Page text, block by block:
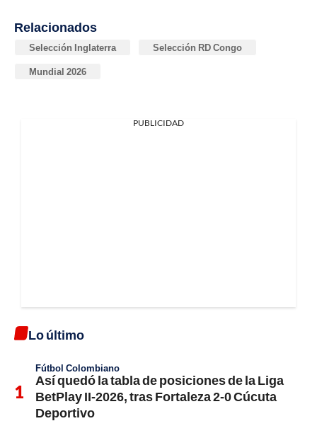
Relacionados
Selección Inglaterra Selección RD Congo
Mundial 2026
PUBLICIDAD
Lo último
Fútbol Colombiano
Así quedó la tabla de posiciones de la Liga
BetPlay II-2026, tras Fortaleza 2-0 Cúcuta
Deportivo